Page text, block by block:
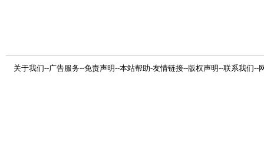
关于我们--广告服务--免责声明--本站帮助-友情链接--版权声明--联系我们--